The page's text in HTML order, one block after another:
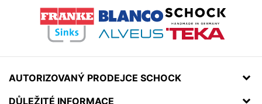
AUTORIZOVANÝ PRODEJCE SCHOCK
DŮLEŽITÉ INFORMACE